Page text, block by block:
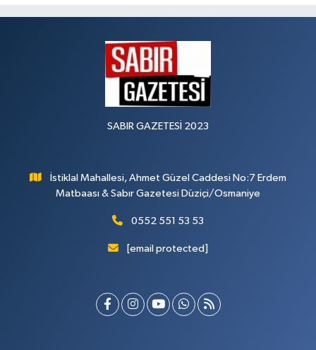
SABIR GAZETESİ 2023
İstiklal Mahallesi, Ahmet Güzel Caddesi No:7 Erdem
Matbaası & Sabır Gazetesi Düziçi/Osmaniye
0552 551 53 53
[email protected]